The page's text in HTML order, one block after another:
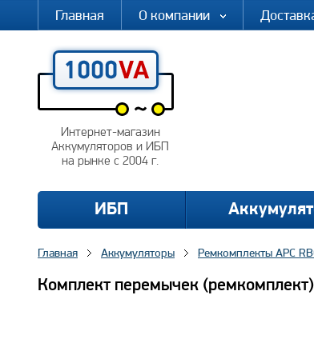
Главная О компании
Интернет-магазин
Аккумуляторов и ИБП
на рынке с 2004 г.
ИБП
Главная Аккумуляторы Ремкомплекты APC
Комплект перемычек